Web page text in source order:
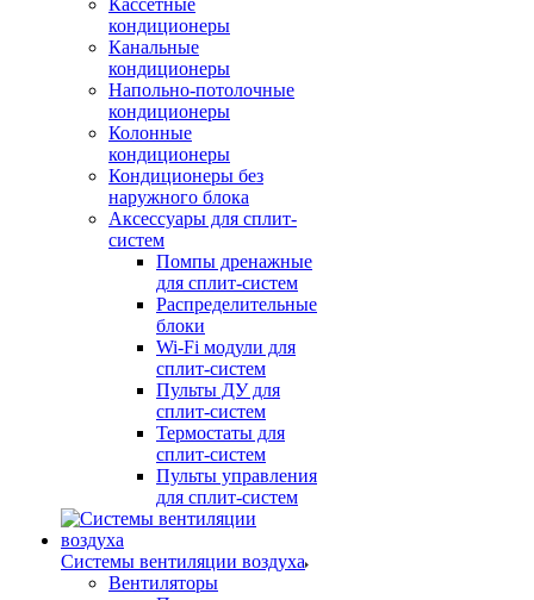
Кассетные
кондиционеры
Канальные
кондиционеры
Напольно-потолочные
кондиционеры
Колонные
кондиционеры
Кондиционеры без
наружного блока
Аксессуары для сплит-
систем
Помпы дренажные
для сплит-систем
Распределительные
блоки
Wi-Fi модули для
сплит-систем
Пульты ДУ для
сплит-систем
Термостаты для
сплит-систем
Пульты управления
для сплит-систем
Системы вентиляции воздуха
Вентиляторы